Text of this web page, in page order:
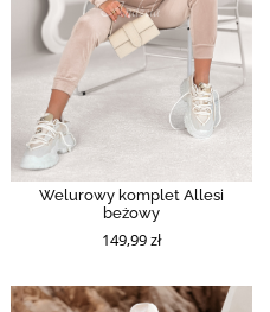
Welurowy komplet Allesi
beżowy
149,99 zł